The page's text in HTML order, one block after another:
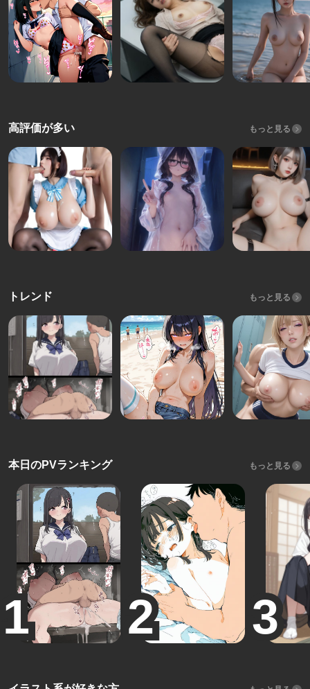
高評価が多い もっと見る
トレンド もっと見る
本日のPVランキング もっと見る